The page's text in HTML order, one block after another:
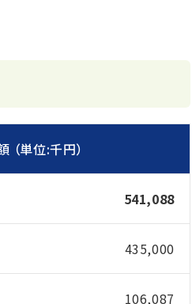
（単位:千円）
541,088
435,000
106,087